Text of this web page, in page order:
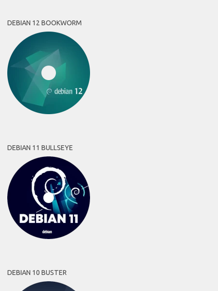
DEBIAN 12 BOOKWORM
DEBIAN 11 BULLSEYE
DEBIAN 10 BUSTER